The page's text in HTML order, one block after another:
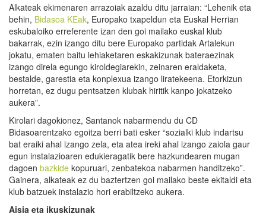
Alkateak ekimenaren arrazoiak azaldu ditu jarraian: “Lehenik eta
behin, Bidasoa KEak, Europako txapeldun eta Euskal Herrian
eskubaloiko erreferente izan den goi mailako euskal klub
bakarrak, ezin izango ditu bere Europako partidak Artalekun
jokatu, ematen baitu lehiaketaren eskakizunak bateraezinak
izango direla egungo kiroldegiarekin, zeinaren eraldaketa,
bestalde, garestia eta konplexua izango liratekeena. Etorkizun
horretan, ez dugu pentsatzen klubak hiritik kanpo jokatzeko
aukera”.
Kirolari dagokionez, Santanok nabarmendu du CD
Bidasoarentzako egoitza berri bati esker “sozialki klub indartsu
bat eraiki ahal izango zela, eta atea ireki ahal izango zaiola gaur
egun instalazioaren edukieragatik bere hazkundearen mugan
dagoen bazkide kopuruari, zenbatekoa nabarmen handitzeko”.
Gainera, alkateak ez du baztertzen goi mailako beste ekitaldi eta
klub batzuek instalazio hori erabiltzeko aukera.
Aisia eta ikuskizunak